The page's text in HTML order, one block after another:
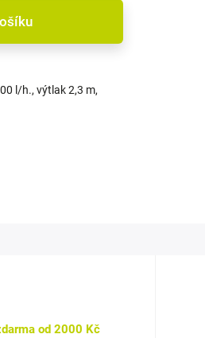
l/h., výtlak 2,3 m,
od 2000 Kč